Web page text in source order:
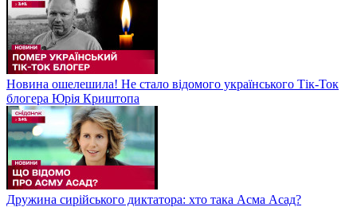
Новина ошелешила! Не стало відомого українського Тік-Ток
блогера Юрія Криштопа
Дружина сирійського диктатора: хто така Асма Асад?